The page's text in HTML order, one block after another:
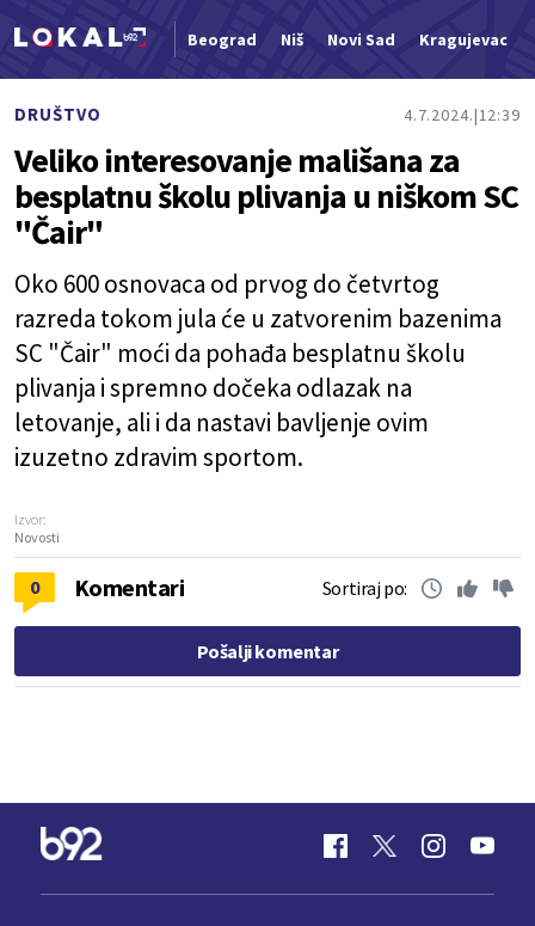
Beograd Niš Novi Sad Kragujevac
DRUŠTVO 4.7.2024. 12:39
Veliko interesovanje mališana za
besplatnu školu plivanja u niškom SC
"Čair"
Oko 600 osnovaca od prvog do četvrtog
razreda tokom jula će u zatvorenim bazenima
SC "Čair" moći da pohađa besplatnu školu
plivanja i spremno dočeka odlazak na
letovanje, ali i da nastavi bavljenje ovim
izuzetno zdravim sportom.
Izvor:
Novosti
0 Komentari Sortiraj po:
Pošalji komentar